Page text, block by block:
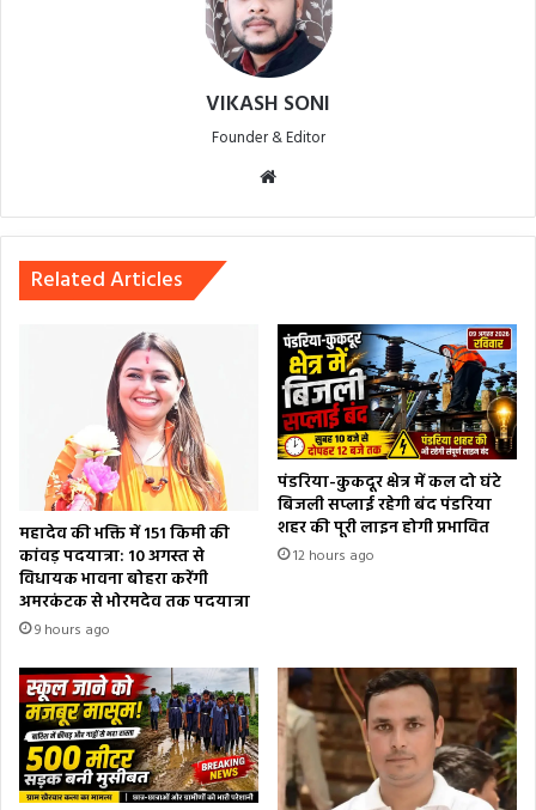
VIKASH SONI
Founder & Editor
Related Articles
महादेव की भक्ति में 151 किमी की
कांवड़ पदयात्रा: 10 अगस्त से
विधायक भावना बोहरा करेंगी
अमरकंटक से भोरमदेव तक पदयात्रा
9 hours ago
पंडरिया-कुकदूर क्षेत्र में कल दो घंटे
बिजली सप्लाई रहेगी बंद पंडरिया
शहर की पूरी लाइन होगी प्रभावित
12 hours ago